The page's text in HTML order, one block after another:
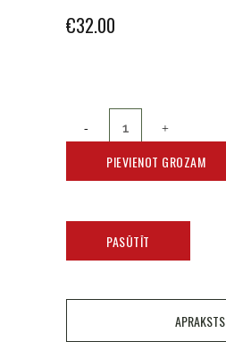
€32.00
PIEVIENOT GROZAM
PASŪTĪT
APRAKSTS